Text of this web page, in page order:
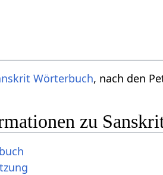
Wörterbuch, nach den
zu